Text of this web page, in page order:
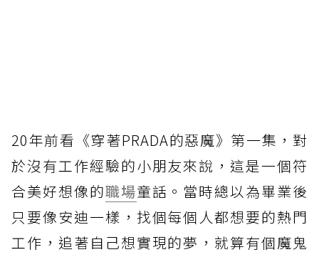
20年前看《穿著PRADA的惡魔》第一集，對
於沒有工作經驗的小朋友來說，這是一個符
合美好想像的職場童話。當時總以為畢業後
只要像安迪一樣，找個每個人都想要的熱門
工作，追著自己想實現的夢，就算有個魔鬼